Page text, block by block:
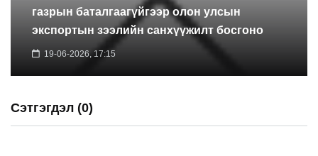
газрын баталгаагүйгээр олон улсын
экспортын зээлийн санхүүжилт босгоно
19-06-2026, 17:15
Сэтгэгдэл (0)